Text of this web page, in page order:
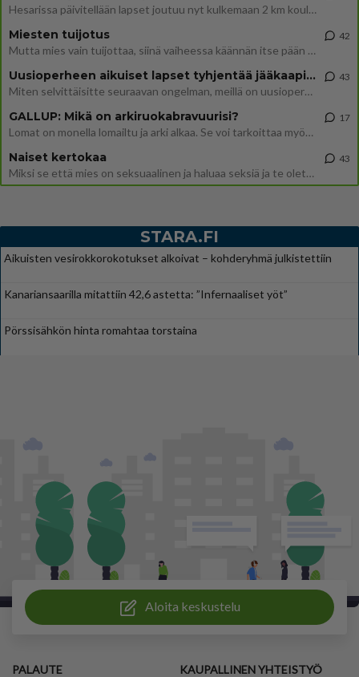
Hesarissa päivitellään lapset joutuu nyt kulkemaan 2 km kouluun jösses. Ruostefillarilla tuo matka menee vaikka miten äk
Miesten tuijotus
Mutta mies vain tuijottaa, siinä vaiheessa käännän itse pään pois. Mikä juttu? Yleensä jos joku tuijottaa tai katsoo, hä
42
Uusioperheen aikuiset lapset tyhjentää jääkaapin käydessään
Miten selvittäisitte seuraavan ongelman, meillä on uusioperhe, minulla teini-ikäiset lapset ja puolisolla aikuiset, jotk
43
GALLUP: Mikä on arkiruokabravuurisi?
Lomat on monella lomailtu ja arki alkaa. Se voi tarkoittaa myös sitä, että grillailut on grillattu ja palataan arjen ruo
17
Naiset kertokaa
Miksi se että mies on seksuaalinen ja haluaa seksiä ja te olette hänen mielestänne haluttava on vastenmielistä? Mikä sii
43
STARA.FI
Aikuisten vesirokkorokotukset alkoivat – kohderyhmä julkistettiin
Kanariansaarilla mitattiin 42,6 astetta: ”Infernaaliset yöt”
Pörssisähkön hinta romahtaa torstaina
Aloita keskustelu
PALAUTE KAUPALLINEN YHTEISTYÖ